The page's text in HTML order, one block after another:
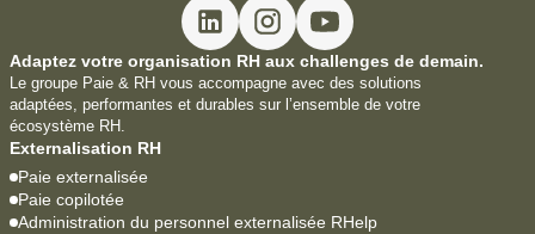
Adaptez votre organisation RH aux challenges de demain.
Le groupe Paie & RH vous accompagne avec des solutions
adaptées, performantes et durables sur l’ensemble de votre
écosystème RH.
Externalisation RH
Paie externalisée
Paie copilotée
Administration du personnel externalisée RHelp